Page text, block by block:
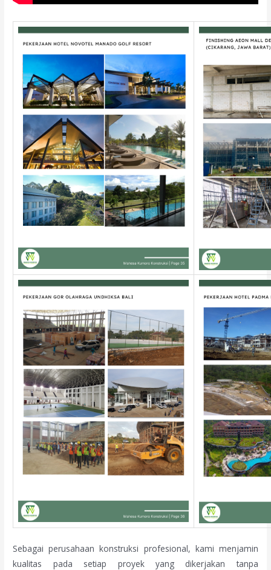
Sebagai perusahaan konstruksi profesional, kami menjamin
kualitas pada setiap proyek yang dikerjakan tanpa